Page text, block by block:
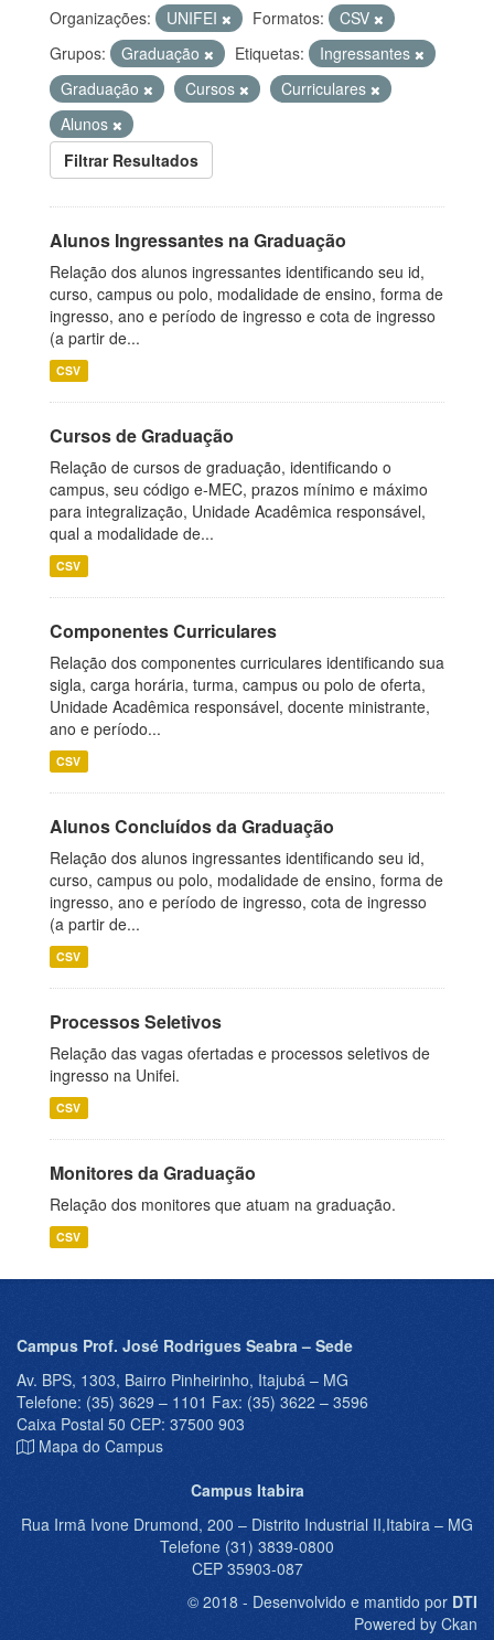
Organizações:
UNIFEI Formatos:
CSV
Grupos:
Graduação Etiquetas:
Ingressantes
Graduação
Cursos
Curriculares
Alunos
Filtrar Resultados
Alunos Ingressantes na Graduação
Relação dos alunos ingressantes identificando seu id,
curso, campus ou polo, modalidade de ensino, forma de
ingresso, ano e período de ingresso e cota de ingresso
(a partir de...
CSV
Cursos de Graduação
Relação de cursos de graduação, identificando o
campus, seu código e-MEC, prazos mínimo e máximo
para integralização, Unidade Acadêmica responsável,
qual a modalidade de...
CSV
Componentes Curriculares
Relação dos componentes curriculares identificando sua
sigla, carga horária, turma, campus ou polo de oferta,
Unidade Acadêmica responsável, docente ministrante,
ano e período...
CSV
Alunos Concluídos da Graduação
Relação dos alunos ingressantes identificando seu id,
curso, campus ou polo, modalidade de ensino, forma de
ingresso, ano e período de ingresso, cota de ingresso
(a partir de...
CSV
Processos Seletivos
Relação das vagas ofertadas e processos seletivos de
ingresso na Unifei.
CSV
Monitores da Graduação
Relação dos monitores que atuam na graduação.
CSV
Campus Prof. José Rodrigues Seabra – Sede
Av. BPS, 1303, Bairro Pinheirinho, Itajubá – MG
Telefone: (35) 3629 – 1101 Fax: (35) 3622 – 3596
Caixa Postal 50 CEP: 37500 903
Mapa do Campus
Campus Itabira
Rua Irmã Ivone Drumond, 200 – Distrito Industrial II,Itabira – MG
Telefone (31) 3839-0800
CEP 35903-087
© 2018 - Desenvolvido e mantido por DTI
Powered by Ckan